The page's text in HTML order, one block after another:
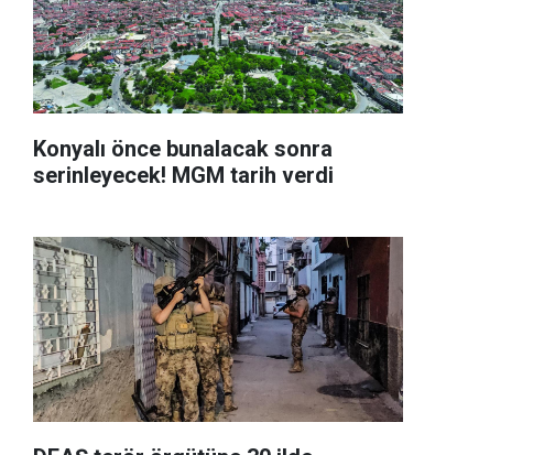
Konyalı önce bunalacak sonra
serinleyecek! MGM tarih verdi